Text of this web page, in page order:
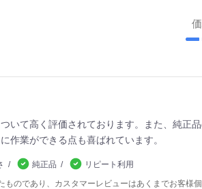
いて高く評価されております。また、純
作業ができる点も喜ばれています。
純正品
リピート利用
のであり、カスタマーレビューはあくまでお客様